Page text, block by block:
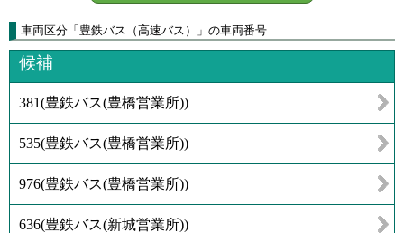
車両区分 「 豊鉄バス（高速バス） 」 の車両番号
候補
381(豊鉄バス(豊橋営業所))
535(豊鉄バス(豊橋営業所))
976(豊鉄バス(豊橋営業所))
636(豊鉄バス(新城営業所))